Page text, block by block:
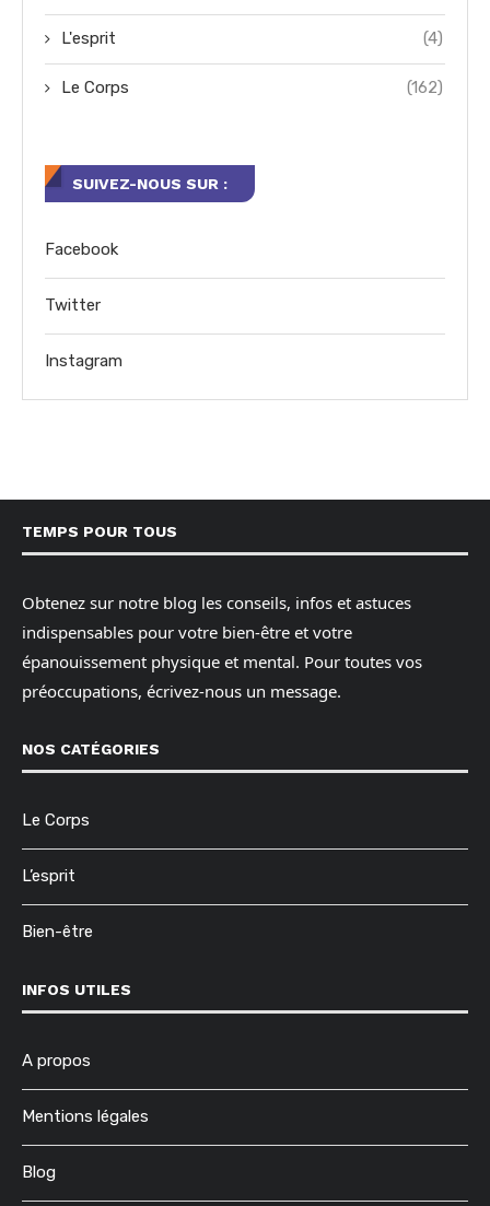
L'esprit (4)
Le Corps (162)
SUIVEZ-NOUS SUR :
Facebook
Twitter
Instagram
TEMPS POUR TOUS
Obtenez sur notre blog les conseils, infos et astuces
indispensables pour votre bien-être et votre
épanouissement physique et mental. Pour toutes vos
préoccupations, écrivez-nous un message.
NOS CATÉGORIES
Le Corps
L’esprit
Bien-être
INFOS UTILES
A propos
Mentions légales
Blog